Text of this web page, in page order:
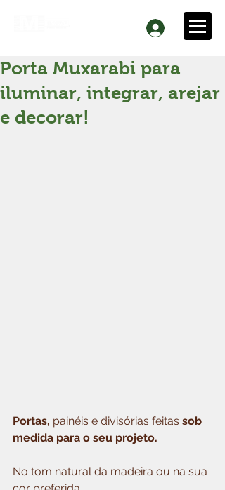
Porta Muxarabi para
iluminar, integrar, arejar
e decorar!
Portas, painéis e divisórias feitas sob
medida para o seu projeto.
No tom natural da madeira ou na sua